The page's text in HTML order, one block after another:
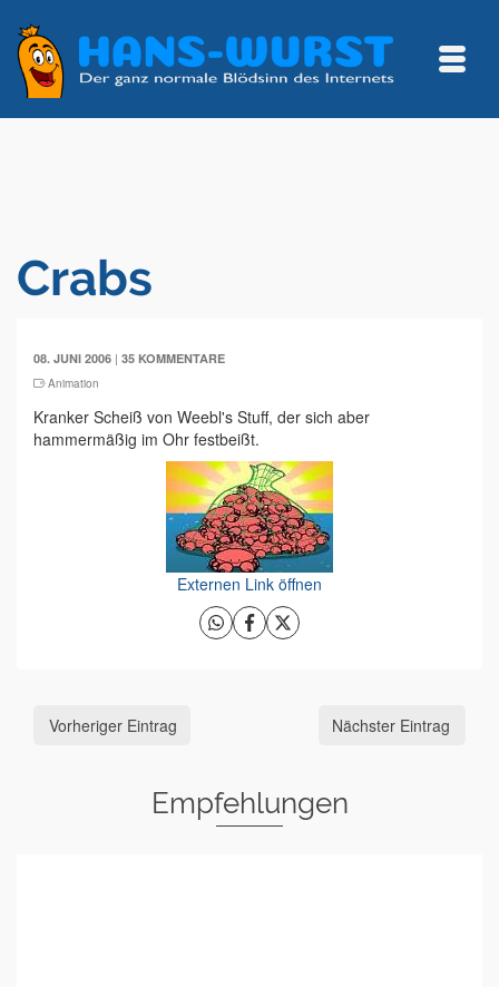
Crabs
08. JUNI 2006 | 35 KOMMENTARE
Animation
Kranker Scheiß von Weebl's Stuff, der sich aber
hammermäßig im Ohr festbeißt.
Externen Link öffnen
Vorheriger Eintrag Nächster Eintrag
Empfehlungen